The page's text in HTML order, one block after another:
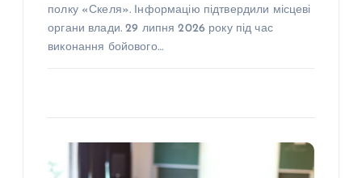
полку «Скеля». Інформацію підтвердили місцеві
органи влади. 29 липня 2026 року під час
виконання бойового…